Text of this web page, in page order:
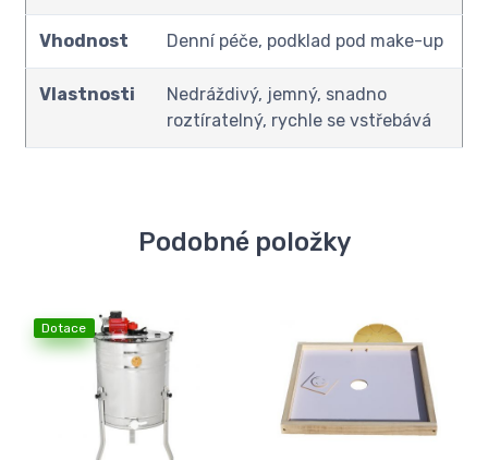
Vhodnost Denní péče, podklad pod make-up
Vlastnosti
Nedráždivý, jemný, snadno
roztíratelný, rychle se vstřebává
Podobné položky
Dotace